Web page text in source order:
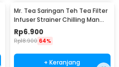
Mr. Tea Saringan Teh Tea Filter
Infuser Strainer Chilling Man
Silicon - MR03
Rp6.900
Rp18.900 64%
+ Keranjang